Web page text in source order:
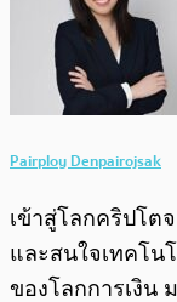
Pairploy Denpairojsak
เข้าสู่โลกคริปโต
และสนใจเทคโน
ของโลกการเงิน